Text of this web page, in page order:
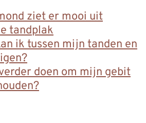
ziet er mooi uit
tandplak
ik tussen mijn tanden en
doen om mijn gebit